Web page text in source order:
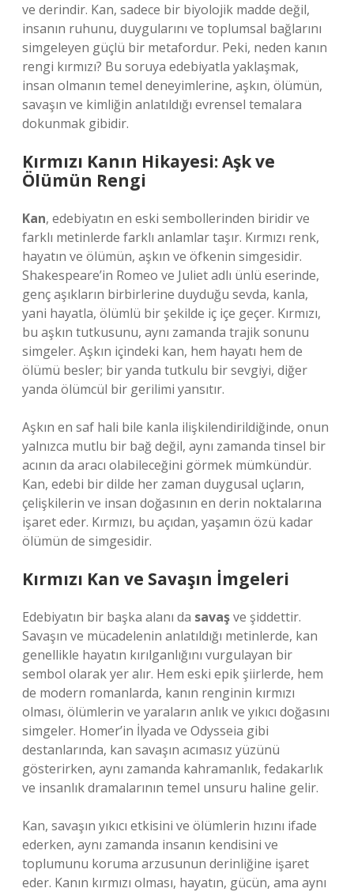
ve derindir. Kan, sadece bir biyolojik madde değil,
insanın ruhunu, duygularını ve toplumsal bağlarını
simgeleyen güçlü bir metafordur. Peki, neden kanın
rengi kırmızı? Bu soruya edebiyatla yaklaşmak,
insan olmanın temel deneyimlerine, aşkın, ölümün,
savaşın ve kimliğin anlatıldığı evrensel temalara
dokunmak gibidir.
Kırmızı Kanın Hikayesi: Aşk ve
Ölümün Rengi
Kan, edebiyatın en eski sembollerinden biridir ve
farklı metinlerde farklı anlamlar taşır. Kırmızı renk,
hayatın ve ölümün, aşkın ve öfkenin simgesidir.
Shakespeare’in Romeo ve Juliet adlı ünlü eserinde,
genç aşıkların birbirlerine duyduğu sevda, kanla,
yani hayatla, ölümlü bir şekilde iç içe geçer. Kırmızı,
bu aşkın tutkusunu, aynı zamanda trajik sonunu
simgeler. Aşkın içindeki kan, hem hayatı hem de
ölümü besler; bir yanda tutkulu bir sevgiyi, diğer
yanda ölümcül bir gerilimi yansıtır.
Aşkın en saf hali bile kanla ilişkilendirildiğinde, onun
yalnızca mutlu bir bağ değil, aynı zamanda tinsel bir
acının da aracı olabileceğini görmek mümkündür.
Kan, edebi bir dilde her zaman duygusal uçların,
çelişkilerin ve insan doğasının en derin noktalarına
işaret eder. Kırmızı, bu açıdan, yaşamın özü kadar
ölümün de simgesidir.
Kırmızı Kan ve Savaşın İmgeleri
Edebiyatın bir başka alanı da savaşve şiddettir.
Savaşın ve mücadelenin anlatıldığı metinlerde, kan
genellikle hayatın kırılganlığını vurgulayan bir
sembol olarak yer alır. Hem eski epik şiirlerde, hem
de modern romanlarda, kanın renginin kırmızı
olması, ölümlerin ve yaraların anlık ve yıkıcı doğasını
simgeler. Homer’in İlyada ve Odysseia gibi
destanlarında, kan savaşın acımasız yüzünü
gösterirken, aynı zamanda kahramanlık, fedakarlık
ve insanlık dramalarının temel unsuru haline gelir.
Kan, savaşın yıkıcı etkisini ve ölümlerin hızını ifade
ederken, aynı zamanda insanın kendisini ve
toplumunu koruma arzusunun derinliğine işaret
eder. Kanın kırmızı olması, hayatın, gücün, ama aynı